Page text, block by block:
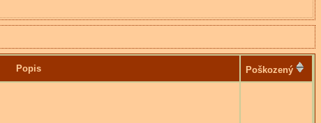
Popis Poškozený